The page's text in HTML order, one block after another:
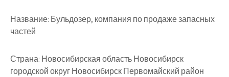
Название: Бульдозер, компания по продаже запасных
частей
Страна: Новосибирская область Новосибирск
городской округ Новосибирск Первомайский район